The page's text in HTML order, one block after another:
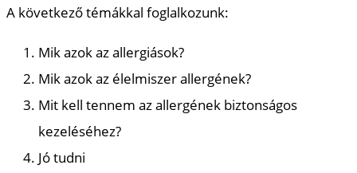
A következő témákkal foglalkozunk:
Mik azok az allergiások?
Mik azok az élelmiszer allergének?
Mit kell tennem az allergének biztonságos
kezeléséhez?
Jó tudni